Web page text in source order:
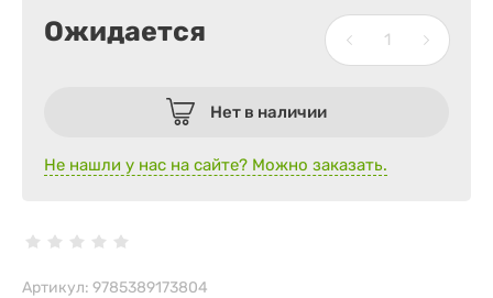
Ожидается
Нет в наличии
Не нашли у нас на сайте? Можно заказать.
Артикул: 9785389173804